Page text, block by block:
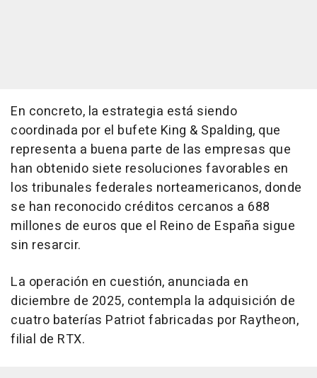
En concreto, la estrategia está siendo
coordinada por el bufete King & Spalding, que
representa a buena parte de las empresas que
han obtenido siete resoluciones favorables en
los tribunales federales norteamericanos, donde
se han reconocido créditos cercanos a 688
millones de euros que el Reino de España sigue
sin resarcir.
La operación en cuestión, anunciada en
diciembre de 2025, contempla la adquisición de
cuatro baterías Patriot fabricadas por Raytheon,
filial de RTX.